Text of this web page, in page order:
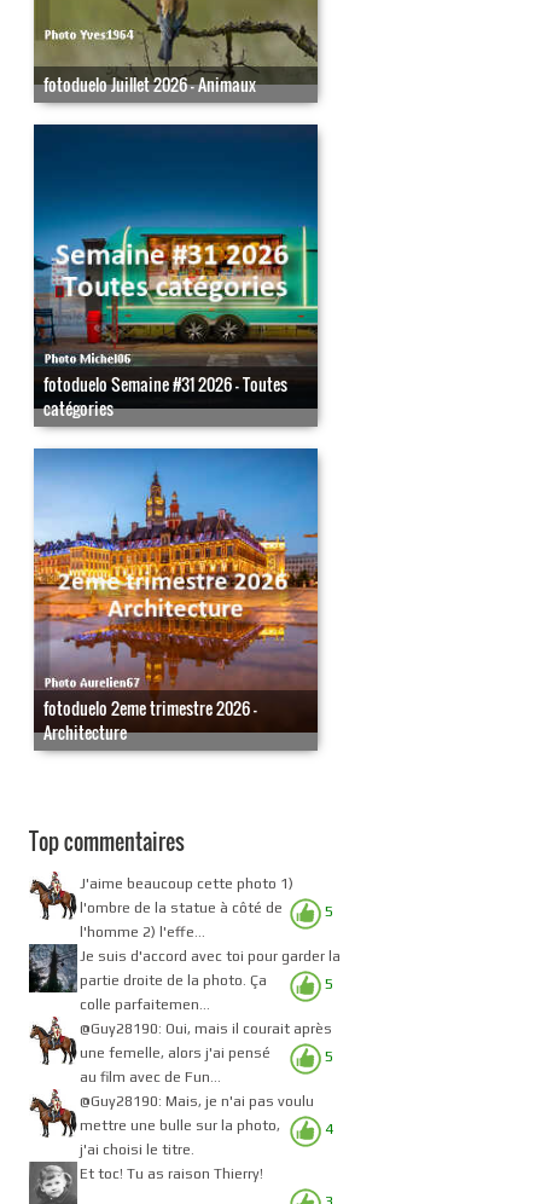
fotoduelo Juillet 2026 - Animaux
fotoduelo Semaine #31 2026 - Toutes
catégories
fotoduelo 2eme trimestre 2026 -
Architecture
Top commentaires
5
J'aime beaucoup cette photo 1)
l'ombre de la statue à côté de
l'homme 2) l'effe...
5
Je suis d'accord avec toi pour garder la
partie droite de la photo. Ça
colle parfaitemen...
5
@Guy28190: Oui, mais il courait après
une femelle, alors j'ai pensé
au film avec de Fun...
4
@Guy28190: Mais, je n'ai pas voulu
mettre une bulle sur la photo,
j'ai choisi le titre.
Et toc! Tu as raison Thierry!